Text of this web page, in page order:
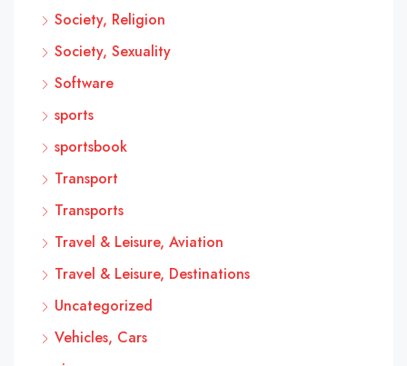
Society, Religion
Society, Sexuality
Software
sports
sportsbook
Transport
Transports
Travel & Leisure, Aviation
Travel & Leisure, Destinations
Uncategorized
Vehicles, Cars